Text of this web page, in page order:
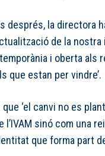
després, la directora
de la
i oberta als
que estan per vindre’.
‘el canvi no es
l’IVAM sinó com una
que forma part